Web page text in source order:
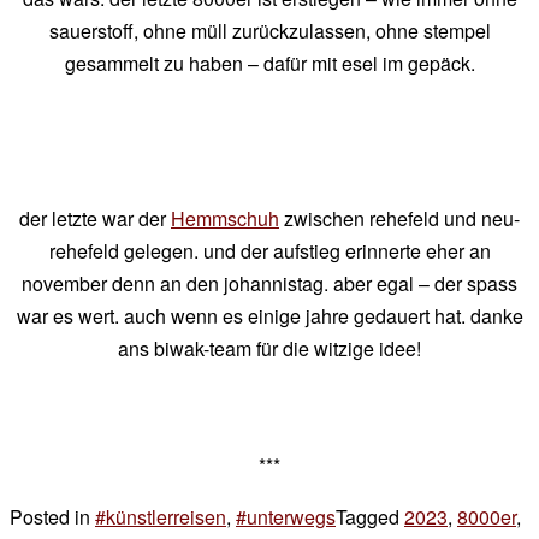
sauerstoff, ohne müll zurückzulassen, ohne stempel
gesammelt zu haben – dafür mit esel im gepäck.
der letzte war derHemmschuh zwischen rehefeld und neu-
rehefeld gelegen. und der aufstieg erinnerte eher an
november denn an den johannistag. aber egal – der spass
war es wert. auch wenn es einige jahre gedauert hat. danke
ans biwak-team für die witzige idee!
***
Posted in #künstlerreisen, #unterwegsTagged 2023, 8000er,